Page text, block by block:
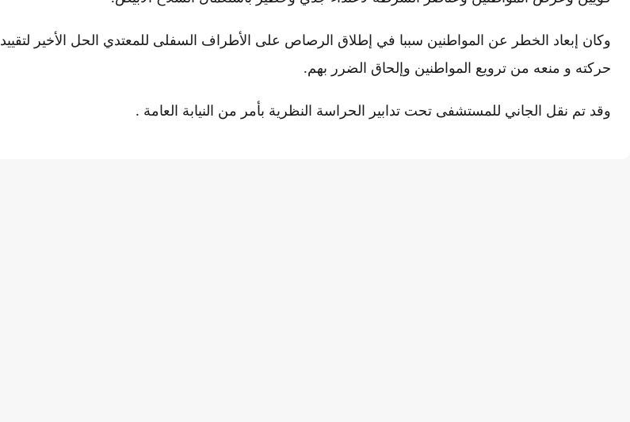
وكان إبعاد الخطر عن المواطنين سببا في إطلاق الرصاص على الأطراف السفلى للمعتدي الحل الأخير لتقييد
حركته و منعه من ترويع المواطنين وإلحاق الضرر بهم.
وقد تم نقل الجاني للمستشفى تحت تدابير الحراسة النظرية بأمر من النيابة العامة .